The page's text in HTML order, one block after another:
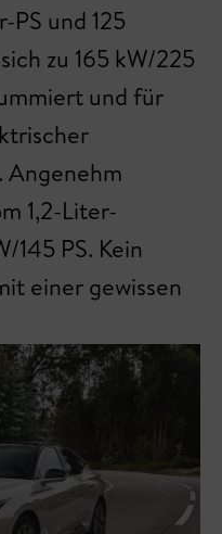
und 125
zu 165 kW/225
und für
Angenehm
1,2-Liter-
145 PS. Kein
einer gewissen